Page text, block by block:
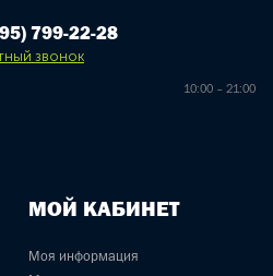
799-22-28
звонок
10:00 – 21:00
МОЙ КАБИНЕТ
Моя информация